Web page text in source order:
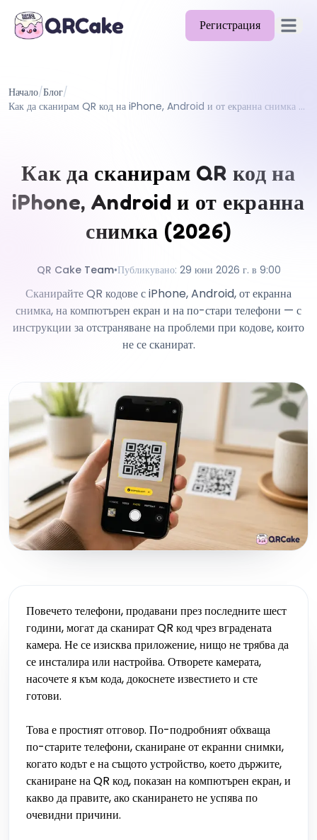
Регистрация
Цени
Документи
Помощ
Начало/Блог/
Как да сканирам QR код на iPhone, Android и от екранна снимка (2026)
Как да сканирам QR код на
iPhone, Android и от екранна
снимка (2026)
QR Cake Team•Публикувано: 29 юни 2026 г. в 9:00
Сканирайте QR кодове с iPhone, Android, от екранна
снимка, на компютърен екран и на по-стари телефони — с
инструкции за отстраняване на проблеми при кодове, които
не се сканират.
Повечето телефони, продавани през последните шест
години, могат да сканират QR код чрез вградената
камера. Не се изисква приложение, нищо не трябва да
се инсталира или настройва. Отворете камерата,
насочете я към кода, докоснете известието и сте
готови.
Това е простият отговор. По-подробният обхваща
по-старите телефони, сканиране от екранни снимки,
когато кодът е на същото устройство, което държите,
сканиране на QR код, показан на компютърен екран, и
какво да правите, ако сканирането не успява по
очевидни причини.